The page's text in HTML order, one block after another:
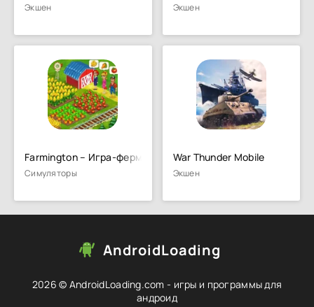
Экшен Экшен
Farmington – Игра-ферма
Симуляторы
War Thunder Mobile
Экшен
AndroidLoading
2026 © AndroidLoading.com - игры и программы для
андроид